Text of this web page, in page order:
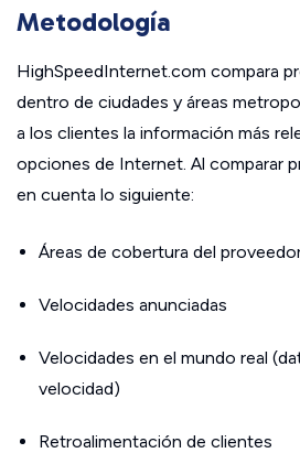
Metodología
HighSpeedInternet.com compara
dentro de ciudades y áreas
a los clientes la información más
opciones de Internet. Al comparar
en cuenta lo siguiente:
Áreas de cobertura del
Velocidades anunciadas
Velocidades en el mundo real
velocidad)
Retroalimentación de clientes